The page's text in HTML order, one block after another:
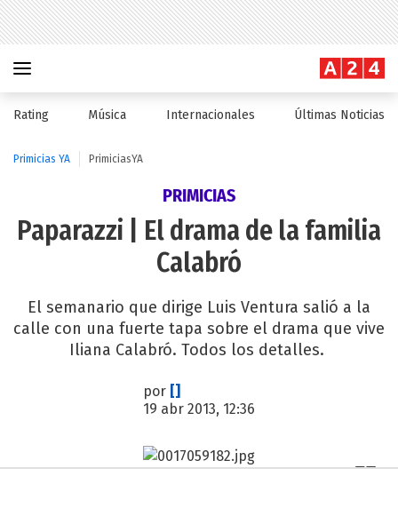
Rating Música Internacionales Últimas Noticias
Primicias YA PrimiciasYA
PRIMICIAS
Paparazzi | El drama de la familia
Calabró
El semanario que dirige Luis Ventura salió a la
calle con una fuerte tapa sobre el drama que vive
Iliana Calabró. Todos los detalles.
por []
19 abr 2013, 12:36